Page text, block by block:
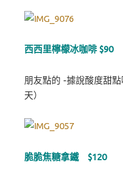
西西里檸檬冰咖啡 $90
朋友點的 -據說酸度甜
天）
脆脆焦糖拿鐵 $120